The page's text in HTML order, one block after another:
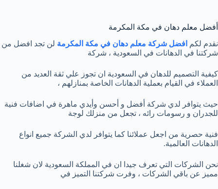
أفضل معلم دهان في مكة المكرمة
نقدم لكم افضل شركة معلم دهان في مكة المكرمة لن تجد افضل من
شركتنا في الدهانات في السعودية ، شركة
كيفية التصميم للدهان في السعودية ان تجوز علي ثقة العديد من
العملاء في القيام بعملية الدهانات الخاصة بمنازلهم ،
حيث يتوافر لدي شركة أفضل و أحسن وأيدي ماهرة في اضافات فنية
للجدران و رسومات رائه ، تجعل من منزلك لوجة
فنية حصرية من اجعل عملائنا كما يتوافر لدي الشركة جميع انواع
الدهانات العالمية.
نحن الشركات التي تعرف جيدا ان في المملكة السعودية لان شغلنا
مميز عن باقي الشركات ، وفرت شركتنا التميز في